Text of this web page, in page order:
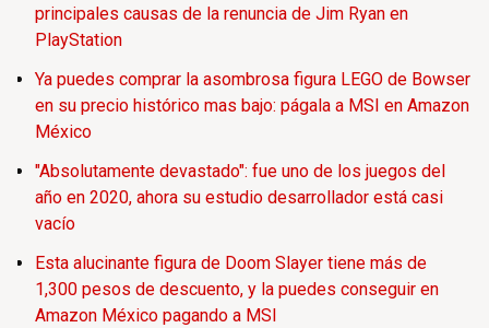
principales causas de la renuncia de Jim Ryan en
PlayStation
Ya puedes comprar la asombrosa figura LEGO de Bowser
en su precio histórico mas bajo: págala a MSI en Amazon
México
"Absolutamente devastado": fue uno de los juegos del
año en 2020, ahora su estudio desarrollador está casi
vacío
Esta alucinante figura de Doom Slayer tiene más de
1,300 pesos de descuento, y la puedes conseguir en
Amazon México pagando a MSI